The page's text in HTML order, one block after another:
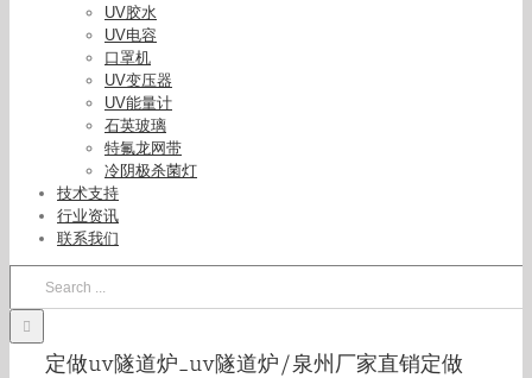
UV胶水
UV电容
口罩机
UV变压器
UV能量计
石英玻璃
特氟龙网带
冷阴极杀菌灯
技术支持
行业资讯
联系我们
定做uv隧道炉_uv隧道炉/泉州厂家直销定做